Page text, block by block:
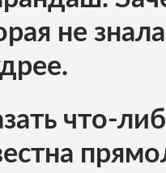
не
что-